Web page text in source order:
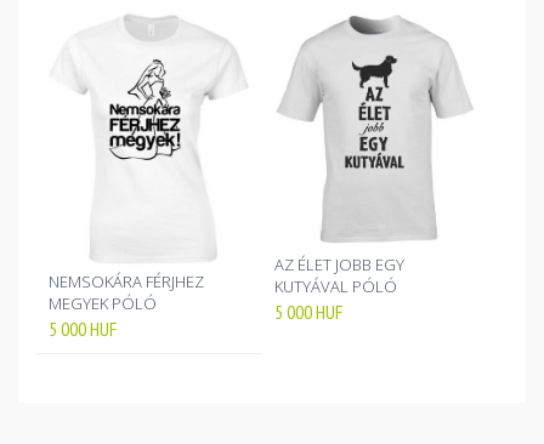
NEMSOKÁRA FÉRJHEZ
MEGYEK PÓLÓ
5 000HUF
AZ ÉLET JOBB EGY
KUTYÁVAL PÓLÓ
5 000HUF